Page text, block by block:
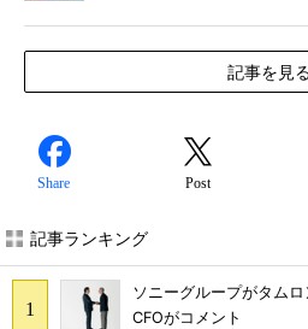
記事を見
Share Post
記事ランキング
ソニーグループがタム
CFOがコメント